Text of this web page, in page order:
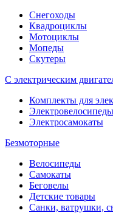
Снегоходы
Квадроциклы
Мотоциклы
Мопеды
Скутеры
С электрическим
Комплекты для
Электросамокаты
Безмоторные
Велосипеды
Самокаты
Беговелы
Детские товары
Санки, ватрушки,